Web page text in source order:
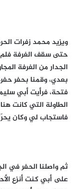
ويزيد محمد زفرات
حتى سقف الغرفة فلم
الجدار من الغرفة
بعدي، وقمنا بحفر
فتحة، فرأيت أبي
الطاولة التي كانت
فاستجاب لي وكان
ثم واصلنا الحفر في
على أبي كنت أنزع